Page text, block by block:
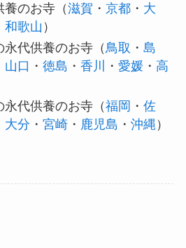
のお寺（滋賀 ・ 京都・ 大
和歌山 ）
代供養のお寺（鳥取 ・ 島
山口 ・ 徳島 ・ 香川 ・ 愛媛・ 高
代供養のお寺（福岡 ・ 佐
大分 ・ 宮崎・ 鹿児島 ・ 沖縄 ）